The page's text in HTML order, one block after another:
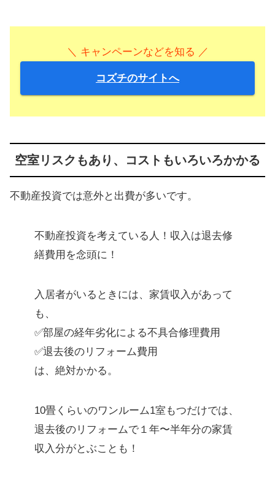
＼ キャンペーンなどを知る ／
コズチのサイトへ
空室リスクもあり、コストもいろいろかかる
不動産投資では意外と出費が多いです。
不動産投資を考えている人！収入は退去修
繕費用を念頭に！
入居者がいるときには、家賃収入があって
も、
✅部屋の経年劣化による不具合修理費用
✅退去後のリフォーム費用
は、絶対かかる。
10畳くらいのワンルーム1室もつだけでは、
退去後のリフォームで１年〜半年分の家賃
収入分がとぶことも！